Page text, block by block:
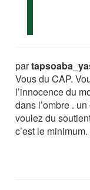
par
Vous du CAP.
l’innocence du
dans l’ombre .
voulez du
c’est le